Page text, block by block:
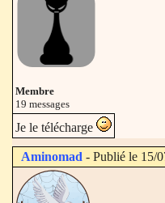
Membre
19 messages
Je le télécharge
Aminomad - Publié le 15/